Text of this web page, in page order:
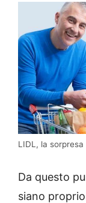
LIDL, la
Da questo
siano